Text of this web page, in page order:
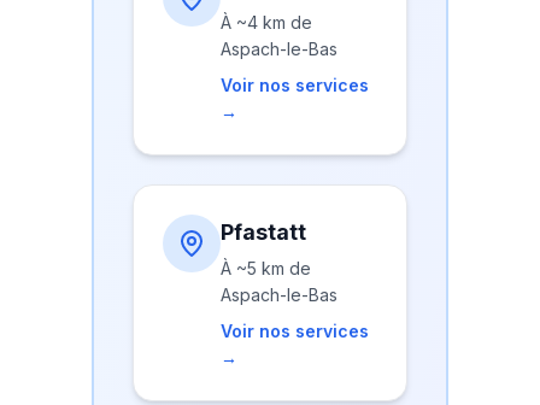
À ~4 km de
Aspach-le-Bas
Voir nos services
→
Pfastatt
À ~5 km de
Aspach-le-Bas
Voir nos services
→